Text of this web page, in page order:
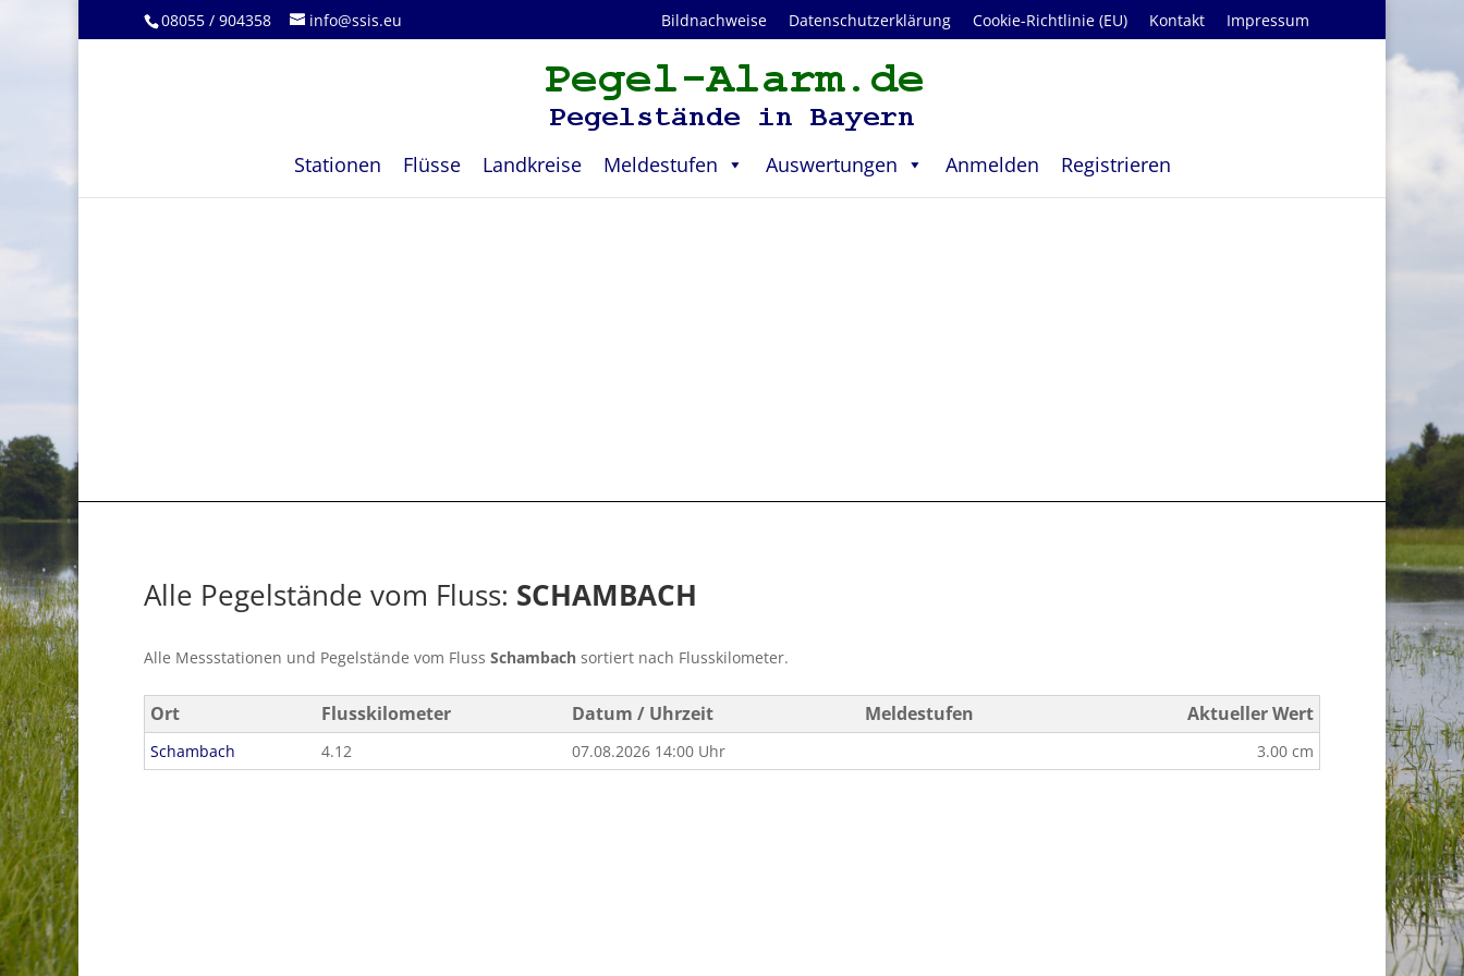
08055 / 904358 info@ssis.eu Bildnachweise Datenschutzerklärung Cookie-Richtlinie (EU) Kontakt Impressum
Stationen Flüsse Landkreise Meldestufen Auswertungen Anmelden Registrieren
Alle Pegelstände vom Fluss: SCHAMBACH
Alle Messstationen und Pegelstände vom Fluss Schambach sortiert nach Flusskilometer.
Ort Flusskilometer Datum / Uhrzeit Meldestufen Aktueller Wert
Schambach 4.12 07.08.2026 14:00 Uhr 3.00 cm